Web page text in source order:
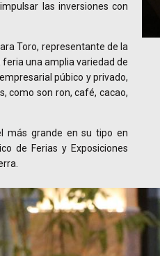
las inversiones con
Toro, representante de la
una amplia variedad de
púbico y privado,
como son ron, café, cacao,
más grande en su tipo en
de Ferias y Exposiciones